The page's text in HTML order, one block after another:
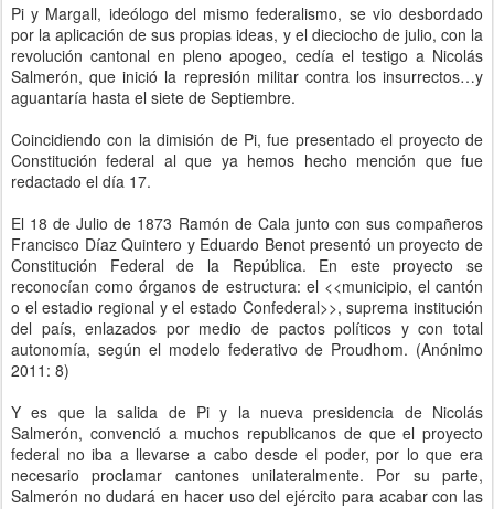
Pi y Margall, ideólogo del mismo federalismo, se vio desbordado
por la aplicación de sus propias ideas, y el dieciocho de julio, con la
revolución cantonal en pleno apogeo, cedía el testigo a Nicolás
Salmerón, que inició la represión militar contra los insurrectos…y
aguantaría hasta el siete de Septiembre.
Coincidiendo con la dimisión de Pi, fue presentado el proyecto de
Constitución federal al que ya hemos hecho mención que fue
redactado el día 17.
El 18 de Julio de 1873 Ramón de Cala junto con sus compañeros
Francisco Díaz Quintero y Eduardo Benot presentó un proyecto de
Constitución Federal de la República. En este proyecto se
reconocían como órganos de estructura: el <<municipio, el cantón
o el estadio regional y el estado Confederal>>, suprema institución
del país, enlazados por medio de pactos políticos y con total
autonomía, según el modelo federativo de Proudhom. (Anónimo
2011: 8)
Y es que la salida de Pi y la nueva presidencia de Nicolás
Salmerón, convenció a muchos republicanos de que el proyecto
federal no iba a llevarse a cabo desde el poder, por lo que era
necesario proclamar cantones unilateralmente. Por su parte,
Salmerón no dudará en hacer uso del ejército para acabar con las